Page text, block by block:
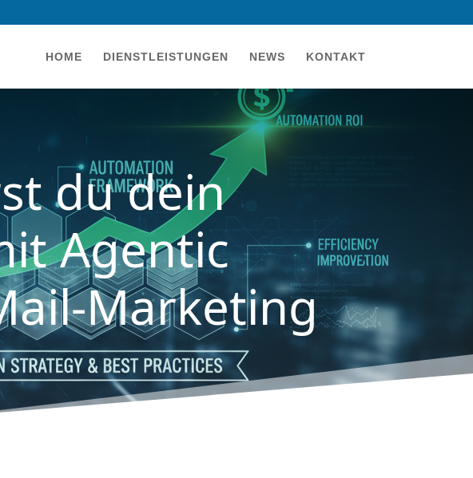
HOME DIENSTLEISTUNGEN NEWS KONTAKT
du dein
Agentic
Marketing